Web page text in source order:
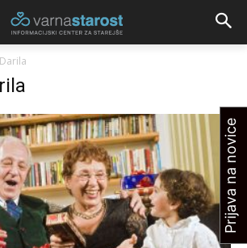
Darila
Prijava na novice